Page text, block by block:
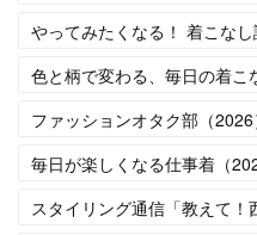
やってみたくなる！ 着こなし
色と柄で変わる、毎日の着こ
ファッションオタク部（2026
毎日が楽しくなる仕事着（
スタイリング通信「教えて！